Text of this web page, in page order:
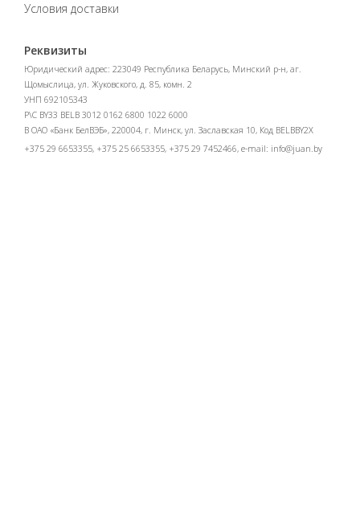
Условия доставки
Реквизиты
Юридический адрес: 223049 Республика Беларусь, Минский р-н, аг.
Щомыслица, ул. Жуковского, д. 85, комн. 2
УНП 692105343
Р\С BY33 BELB 3012 0162 6800 1022 6000
В ОАО «Банк БелВЭБ», 220004, г. Минск, ул. Заславская 10, Код BELBBY2X
+375 29 6653355, +375 25 6653355, +375 29 7452466, e-mail: info@juan.by